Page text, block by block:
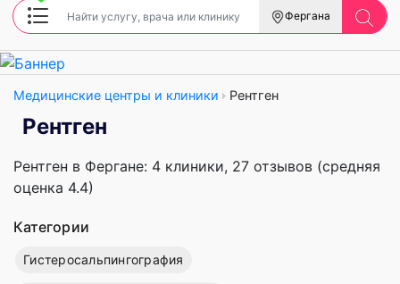
Фергана
Медицинские центры и клиники Рентген
Рентген
Рентген в Фергане: 4 клиники, 27 отзывов (средняя
оценка 4.4)
Категории
Гистеросальпингография